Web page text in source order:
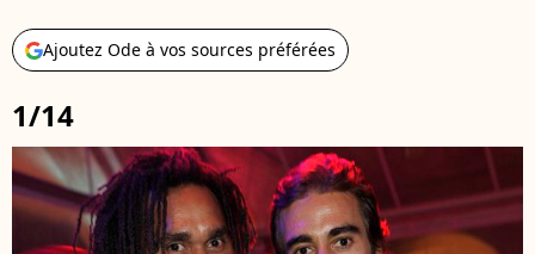
Ajoutez Ode à vos sources préférées
1/14